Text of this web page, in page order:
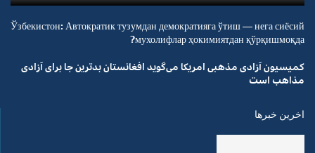
Ўзбекистон: Автократик тузумдан демократияга ўтиш — нега сиёсий
мухолифлар ҳокимиятдан қўрқишмоқда?
کمیسیون آزادی مذهبی امریکا می‌گوید افغانستان بدترین جا برای آزادی
مذاهب است
اخرین خبرها